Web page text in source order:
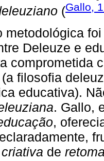
(Gallo,
metodológica
Deleuze e
comprometida
filosofia
educativa).
. Gallo,
,
de